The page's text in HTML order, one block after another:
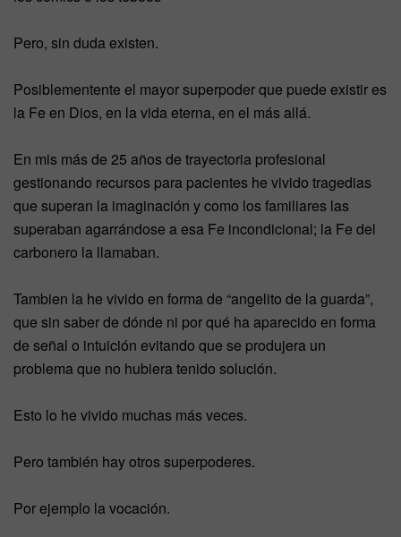
Pero, sin duda existen.
Posiblementente el mayor superpoder que puede existir es
la Fe en Dios, en la vida eterna, en el más allá.
En mis más de 25 años de trayectoria profesional
gestionando recursos para pacientes he vivido tragedias
que superan la imaginación y como los familiares las
superaban agarrándose a esa Fe incondicional; la Fe del
carbonero la llamaban.
Tambien la he vivido en forma de “angelito de la guarda”,
que sin saber de dónde ni por qué ha aparecido en forma
de señal o intuición evitando que se produjera un
problema que no hubiera tenido solución.
Esto lo he vivido muchas más veces.
Pero también hay otros superpoderes.
Por ejemplo la vocación.